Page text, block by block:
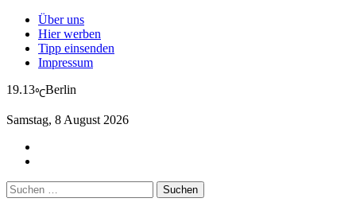
Über uns
Hier werben
Tipp einsenden
Impressum
19.13℃Berlin
Samstag, 8 August 2026
Suchen
nach: